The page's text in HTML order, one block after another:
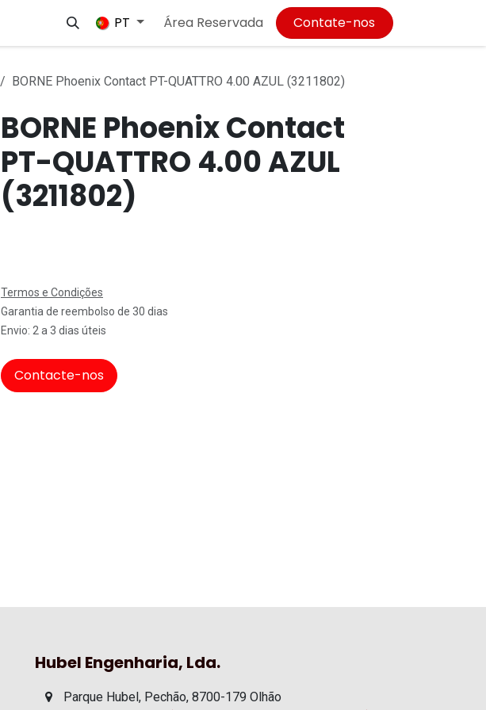
Empregos
PT Área Reservada Contate-nos
BORNE Phoenix Contact PT-QUATTRO 4.00 AZUL (3211802)
BORNE Phoenix Contact
PT-QUATTRO 4.00 AZUL
(3211802)
Termos e Condições
Garantia de reembolso de 30 dias
Envio: 2 a 3 dias úteis
Contacte-nos
Hubel Engenharia, Lda.
Parque Hubel, Pechão, 8700-179 Olhão